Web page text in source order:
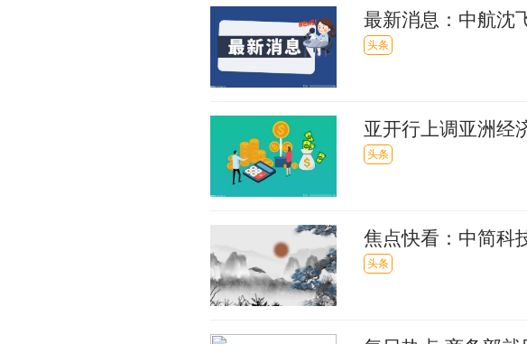
最新消息：中航沈
头条
亚开行上调亚洲经
贸易阴云犹存 快资
头条
焦点快看：中简科
头条